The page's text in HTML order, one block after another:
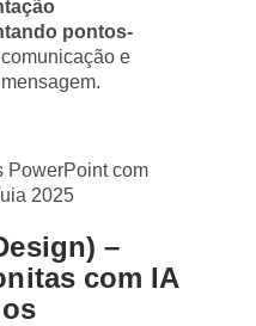
pontos-
e
–
com IA